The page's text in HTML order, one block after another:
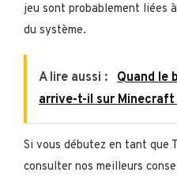
jeu sont probablement liées
du système.
A lire aussi : Quand le
arrive-t-il sur Minecraft
Si vous débutez en tant que
consulter nos meilleurs